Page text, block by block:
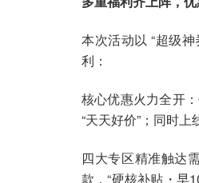
本次活动以 “超级
利：
核心优惠火力全开
“天天好价”；同时上
四大专区精准触达
款，“硬核补贴・早